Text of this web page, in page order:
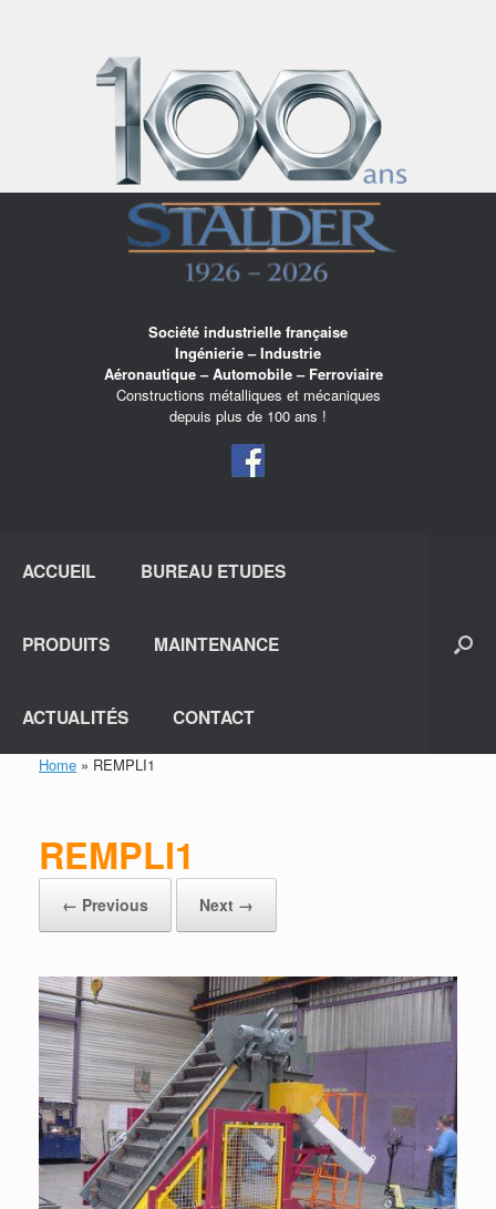
Société industrielle française
Ingénierie – Industrie
Aéronautique – Automobile – Ferroviaire
Constructions métalliques et mécaniques
depuis plus de 100 ans !
ACCUEIL BUREAU ETUDES
PRODUITS MAINTENANCE
ACTUALITÉS CONTACT
Home » REMPLI1
REMPLI1
← Previous Next →